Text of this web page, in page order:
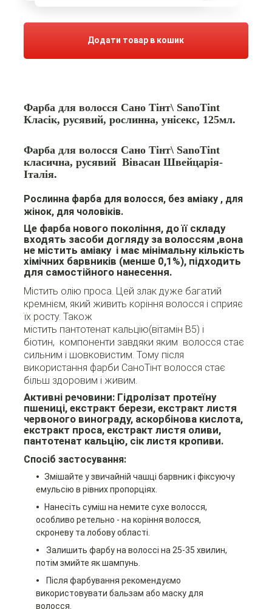
Додати товар в кошик
Фарба для волосся Сано Тінт\ SanoTint
Класік, русявий, рослинна, унісекс, 125мл.
Фарба для волосся Сано Тінт\ SanoTint
класична, русявий Вівасан Швейцарія-
Італія.
Рослинна фарба для волосся, без аміаку , для
жінок, для чоловіків.
Це фарба нового покоління, до її складу
входять засоби догляду за волоссям ,вона
не містить аміаку і має мінімальну кількість
хімічних барвників (менше 0,1%), підходить
для самостійного нанесення.
Містить олію проса. Цей злак дуже багатий
кремнієм, який живить коріння волосся і сприяє
їх росту. Також
містить пантотенат кальцію(вітамін В5) і
біотин, компоненти завдяки яким волосся стає
сильним і шовковистим. Тому після
використання фарби СаноТінт волосся стає
більш здоровим і живим.
Активні речовини: Гідролізат протеїну
пшениці, екстракт берези, екстракт листя
червоного винограду, аскорбінова кислота,
екстракт проса, екстракт листя оливи,
пантотенат кальцію, сік листя кропиви.
Спосіб застосування:
Змішайте у звичайній чашці барвник і фіксуючу
емульсію в рівних пропорціях.
Нанесіть суміш на немите сухе волосся,
особливо ретельно - на коріння волосся,
скроневу та лобову області.
Залишить фарбу на волоссі на 25-35 хвилин,
потім змийте як шампунь.
Після фарбування рекомендуємо
використовувати бальзам або маску для
волосся.